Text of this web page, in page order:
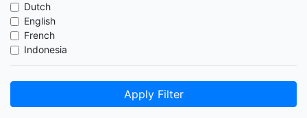
Dutch
English
French
Indonesia
Apply Filter